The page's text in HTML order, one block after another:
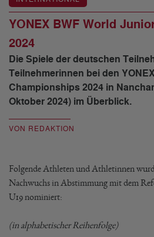
YONEX BWF World
2024
Die Spiele der deutschen
Teilnehmerinnen bei den
Championships 2024 in
Oktober 2024) im Überblick.
VON REDAKTION
Folgende Athleten und Athletinnen
Nachwuchs in Abstimmung mit dem
U19 nominiert:
(in alphabetischer Reihenfolge)